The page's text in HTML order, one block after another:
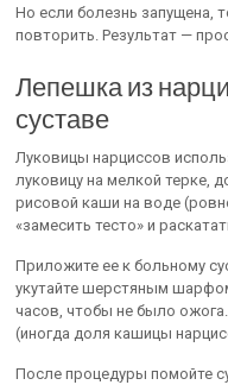
Но если болезнь запущена,
повторить. Результат —
Лепешка из
суставе
Луковицы нарциссов
луковицу на мелкой терке,
рисовой каши на воде
«замесить тесто» и
Приложите ее к больному
укутайте шерстяным
часов, чтобы не было
(иногда доля кашицы
После процедуры помойте